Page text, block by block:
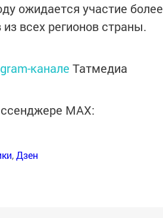
ожидается участие более
всех регионов страны.
канале Татмедиа
MАХ:
,Дзен